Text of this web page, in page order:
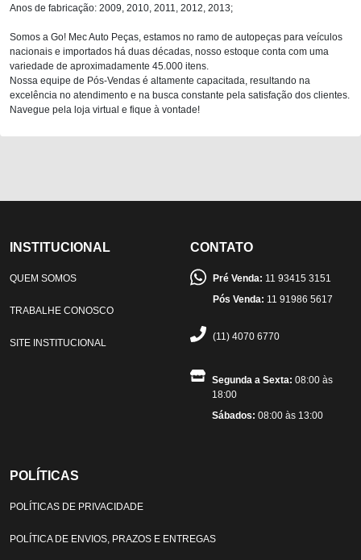
Anos de fabricação: 2009, 2010, 2011, 2012, 2013;
Somos a Go! Mec Auto Peças, estamos no ramo de autopeças para veículos
nacionais e importados há duas décadas, nosso estoque conta com uma
variedade de aproximadamente 45.000 itens.
Nossa equipe de Pós-Vendas é altamente capacitada, resultando na
excelência no atendimento e na busca constante pela satisfação dos clientes.
Navegue pela loja virtual e fique à vontade!
INSTITUCIONAL
QUEM SOMOS
TRABALHE CONOSCO
SITE INSTITUCIONAL
CONTATO
Pré Venda: 11 93415 3151
Pós Venda: 11 91986 5617
(11) 4070 6770
Segunda a Sexta: 08:00 às
18:00
Sábados: 08:00 às 13:00
POLÍTICAS
POLÍTICAS DE PRIVACIDADE
POLÍTICA DE ENVIOS, PRAZOS E ENTREGAS